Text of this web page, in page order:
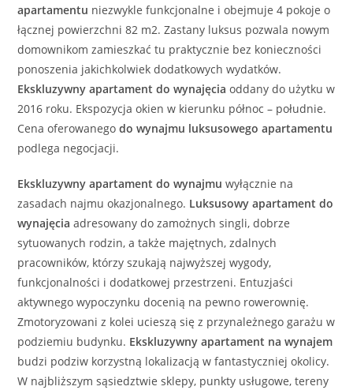
apartamentu niezwykle funkcjonalne i obejmuje 4 pokoje o
łącznej powierzchni 82 m2. Zastany luksus pozwala nowym
domownikom zamieszkać tu praktycznie bez konieczności
ponoszenia jakichkolwiek dodatkowych wydatków.
Ekskluzywny apartament do wynajęcia oddany do użytku w
2016 roku. Ekspozycja okien w kierunku północ – południe.
Cena oferowanegodo wynajmu luksusowego apartamentu
podlega negocjacji.
Ekskluzywny apartament do wynajmu wyłącznie na
zasadach najmu okazjonalnego. Luksusowy apartament do
wynajęcia adresowany do zamożnych singli, dobrze
sytuowanych rodzin, a także majętnych, zdalnych
pracowników, którzy szukają najwyższej wygody,
funkcjonalności i dodatkowej przestrzeni. Entuzjaści
aktywnego wypoczynku docenią na pewno rowerownię.
Zmotoryzowani z kolei ucieszą się z przynależnego garażu w
podziemiu budynku. Ekskluzywny apartament na wynajem
budzi podziw korzystną lokalizacją w fantastyczniej okolicy.
W najbliższym sąsiedztwie sklepy, punkty usługowe, tereny